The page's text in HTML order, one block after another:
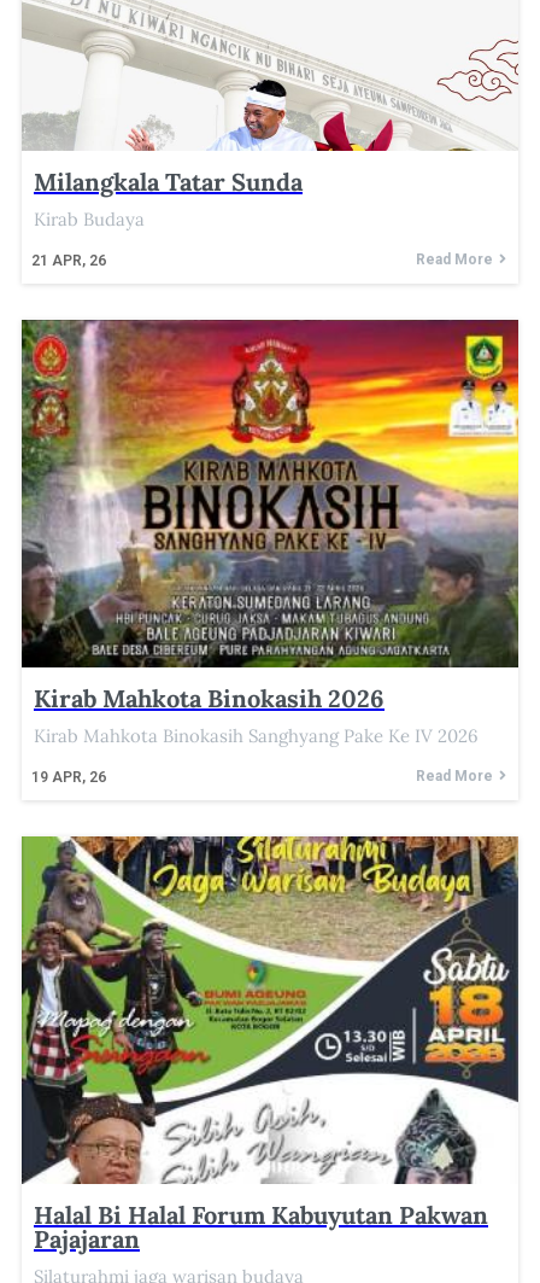
Milangkala Tatar Sunda
21 APR, 26
Kirab Budaya
Read More
Kirab Mahkota Binokasih 2026
19 APR, 26
Kirab Mahkota Binokasih Sanghyang Pake Ke IV 2026
Read More
Halal Bi Halal Forum Kabuyutan Pakwan
Pajajaran
Silaturahmi jaga warisan budaya